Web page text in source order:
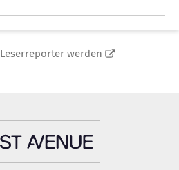
Leserreporter werden